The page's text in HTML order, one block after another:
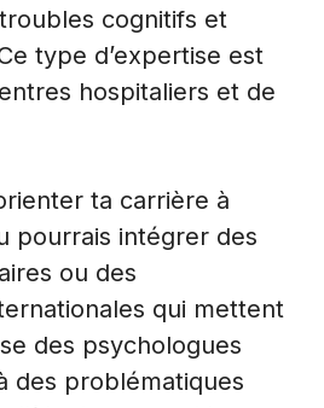
cognitifs et
type d’expertise est
hospitaliers et de
ta carrière à
pourrais intégrer des
ou des
qui mettent
des psychologues
des problématiques